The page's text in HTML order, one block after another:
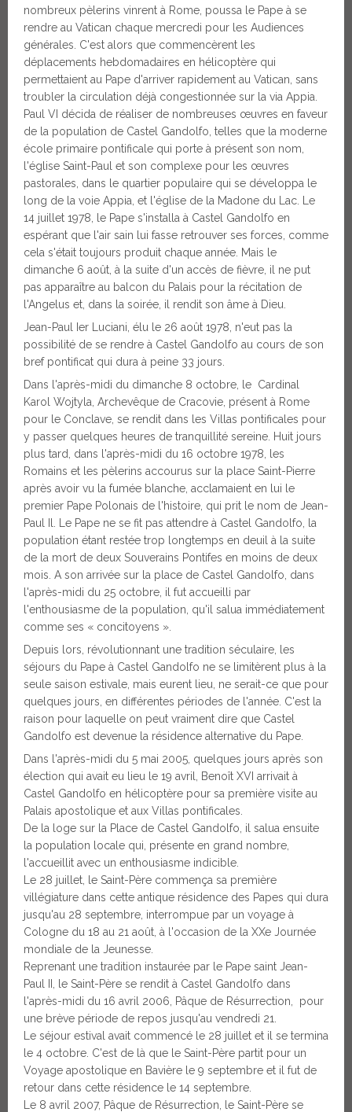
nombreux pèlerins vinrent à Rome, poussa le Pape à se
rendre au Vatican chaque mercredi pour les Audiences
générales. C'est alors que commencèrent les
déplacements hebdomadaires en hélicoptère qui
permettaient au Pape d'arriver rapidement au Vatican, sans
troubler la circulation déjà congestionnée sur la via Appia.
Paul VI décida de réaliser de nombreuses œuvres en faveur
de la population de Castel Gandolfo, telles que la moderne
école primaire pontificale qui porte à présent son nom,
l'église Saint-Paul et son complexe pour les œuvres
pastorales, dans le quartier populaire qui se développa le
long de la voie Appia, et l'église de la Madone du Lac. Le
14 juillet 1978, le Pape s'installa à Castel Gandolfo en
espérant que l'air sain lui fasse retrouver ses forces, comme
cela s'était toujours produit chaque année. Mais le
dimanche 6 août, à la suite d'un accès de fièvre, il ne put
pas apparaître au balcon du Palais pour la récitation de
l'Angelus et, dans la soirée, il rendit son âme à Dieu.
Jean-Paul Ier Luciani, élu le 26 août 1978, n'eut pas la
possibilité de se rendre à Castel Gandolfo au cours de son
bref pontificat qui dura à peine 33 jours.
Dans l'après-midi du dimanche 8 octobre, le Cardinal
Karol Wojtyla, Archevêque de Cracovie, présent à Rome
pour le Conclave, se rendit dans les Villas pontificales pour
y passer quelques heures de tranquillité sereine. Huit jours
plus tard, dans l'après-midi du 16 octobre 1978, les
Romains et les pèlerins accourus sur la place Saint-Pierre
après avoir vu la fumée blanche, acclamaient en lui le
premier Pape Polonais de l'histoire, qui prit le nom de Jean-
Paul Il. Le Pape ne se fit pas attendre à Castel Gandolfo, la
population étant restée trop longtemps en deuil à la suite
de la mort de deux Souverains Pontifes en moins de deux
mois. A son arrivée sur la place de Castel Gandolfo, dans
l'après-midi du 25 octobre, il fut accueilli par
l'enthousiasme de la population, qu'il salua immédiatement
comme ses « concitoyens ».
Depuis lors, révolutionnant une tradition séculaire, les
séjours du Pape à Castel Gandolfo ne se limitèrent plus à la
seule saison estivale, mais eurent lieu, ne serait-ce que pour
quelques jours, en différentes périodes de l'année. C'est la
raison pour laquelle on peut vraiment dire que Castel
Gandolfo est devenue la résidence alternative du Pape.
Dans l'après-midi du 5 mai 2005, quelques jours après son
élection qui avait eu lieu le 19 avril, Benoît XVI arrivait à
Castel Gandolfo en hélicoptère pour sa première visite au
Palais apostolique et aux Villas pontificales.
De la loge sur la Place de Castel Gandolfo, il salua ensuite
la population locale qui, présente en grand nombre,
l'accueillit avec un enthousiasme indicible.
Le 28 juillet, le Saint-Père commença sa première
villégiature dans cette antique résidence des Papes qui dura
jusqu'au 28 septembre, interrompue par un voyage à
Cologne du 18 au 21 août, à l'occasion de la XXe Journée
mondiale de la Jeunesse.
Reprenant une tradition instaurée par le Pape saint Jean-
Paul II, le Saint-Père se rendit à Castel Gandolfo dans
l'après-midi du 16 avril 2006, Pâque de Résurrection, pour
une brève période de repos jusqu'au vendredi 21.
Le séjour estival avait commencé le 28 juillet et il se termina
le 4 octobre. C'est de là que le Saint-Père partit pour un
Voyage apostolique en Bavière le 9 septembre et il fut de
retour dans cette résidence le 14 septembre.
Le 8 avril 2007, Pâque de Résurrection, le Saint-Père se